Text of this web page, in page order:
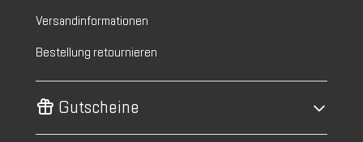
Versandinformationen
Bestellung retournieren
Gutscheine